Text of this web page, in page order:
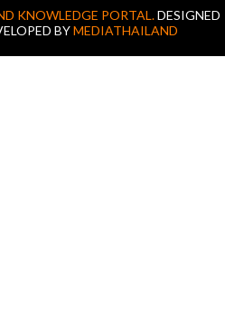
KNOWLEDGE PORTAL.DESIGNED
BYMEDIATHAILAND